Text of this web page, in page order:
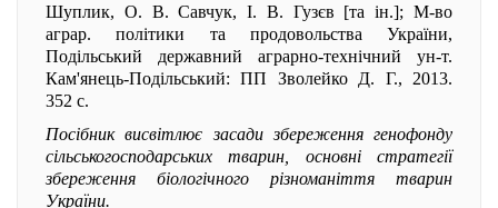
Шуплик, О. В. Савчук, І. В. Гузєв [та ін.]; М-во
аграр. політики та продовольства України,
Подільський державний аграрно-технічний ун-т.
Кам'янець-Подільський: ПП Зволейко Д. Г., 2013.
352 с.
Посібник висвітлює засади збереження генофонду
сільськогосподарських тварин, основні стратегії
збереження біологічного різноманіття тварин
України.